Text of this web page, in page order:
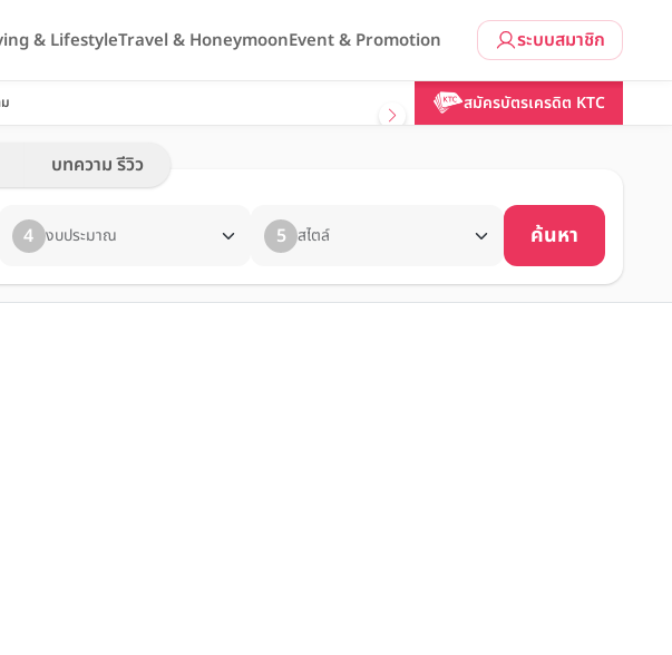
ระบบสมาชิก
& LifestyleTravel & HoneymoonEvent & Promotion
สมัครบัตรเครดิต KTC
บทความ รีวิว
4 งบประมาณ 5 สไตล์ ค้นหา